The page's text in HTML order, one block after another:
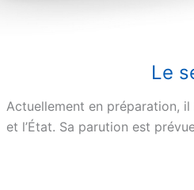
Le
Actuellement en préparation,
et l’État. Sa parution est